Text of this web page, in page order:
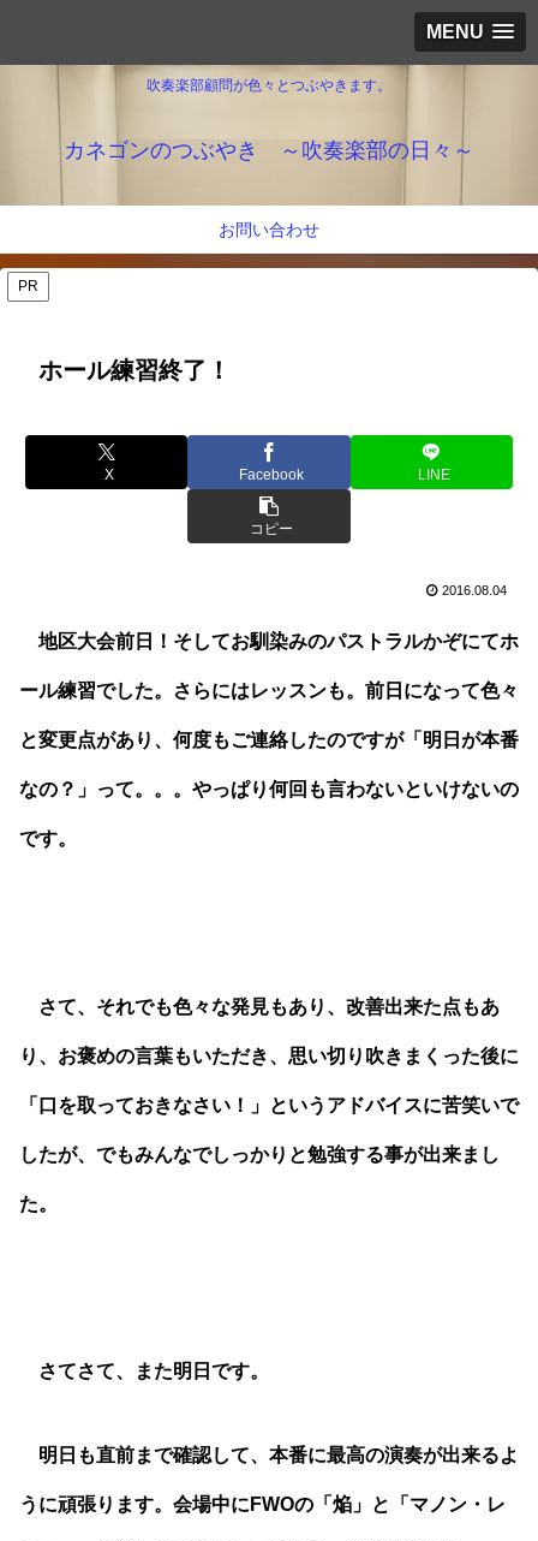
MENU
吹奏楽部顧問が色々とつぶやきます。
カネゴンのつぶやき ～吹奏楽部の日々～
お問い合わせ
PR
ホール練習終了！
X Facebook LINE
コピー
2016.08.04
地区大会前日！そしてお馴染みのパストラルかぞにてホ
ール練習でした。さらにはレッスンも。前日になって色々
と変更点があり、何度もご連絡したのですが「明日が本番
なの？」って。。。やっぱり何回も言わないといけないの
です。
さて、それでも色々な発見もあり、改善出来た点もあ
り、お褒めの言葉もいただき、思い切り吹きまくった後に
「口を取っておきなさい！」というアドバイスに苦笑いで
したが、でもみんなでしっかりと勉強する事が出来まし
た。
さてさて、また明日です。
明日も直前まで確認して、本番に最高の演奏が出来るよ
うに頑張ります。会場中にFWOの「焔」と「マノン・レ